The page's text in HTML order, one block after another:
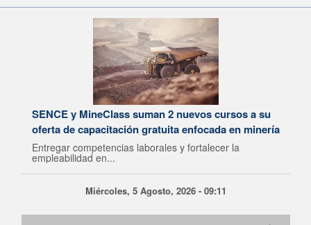
SENCE y MineClass suman 2 nuevos cursos a su
oferta de capacitación gratuita enfocada en minería
Entregar competencias laborales y fortalecer la
empleabilidad en...
Miércoles, 5 Agosto, 2026 - 09:11